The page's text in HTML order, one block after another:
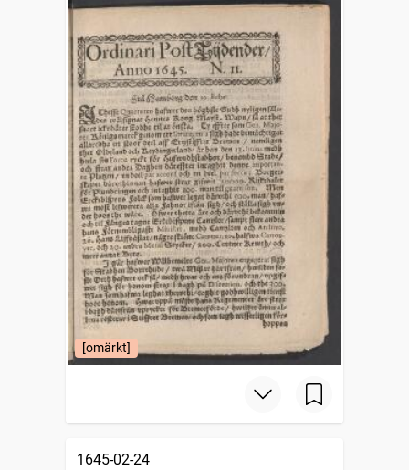
[omärkt]
1645-02-24